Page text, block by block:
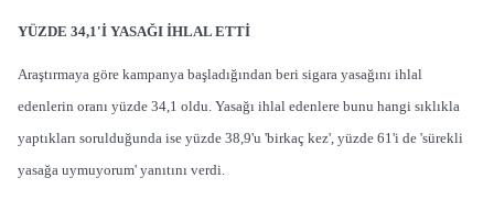
YÜZDE 34,1'İ YASAĞI İHLAL ETTİ
Araştırmaya göre kampanya başladığından beri sigara yasağını ihlal
edenlerin oranı yüzde 34,1 oldu. Yasağı ihlal edenlere bunu hangi sıklıkla
yaptıkları sorulduğunda ise yüzde 38,9'u 'birkaç kez', yüzde 61'i de 'sürekli
yasağa uymuyorum' yanıtını verdi.